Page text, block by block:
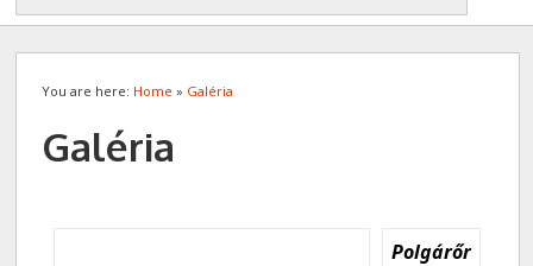
You are here: Home » Galéria
Galéria
Polgárőr